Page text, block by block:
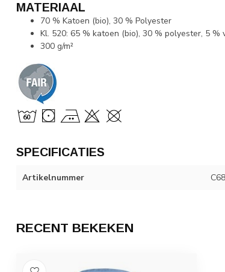
MATERIAAL
70 % Katoen (bio), 30 % Polyester
Kl. 520: 65 % katoen (bio), 30 % polyester, 5 %
300 g/m²
SPECIFICATIES
Artikelnummer
RECENT BEKEKEN